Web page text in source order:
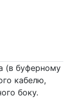
(в буферному
кабелю,
боку.